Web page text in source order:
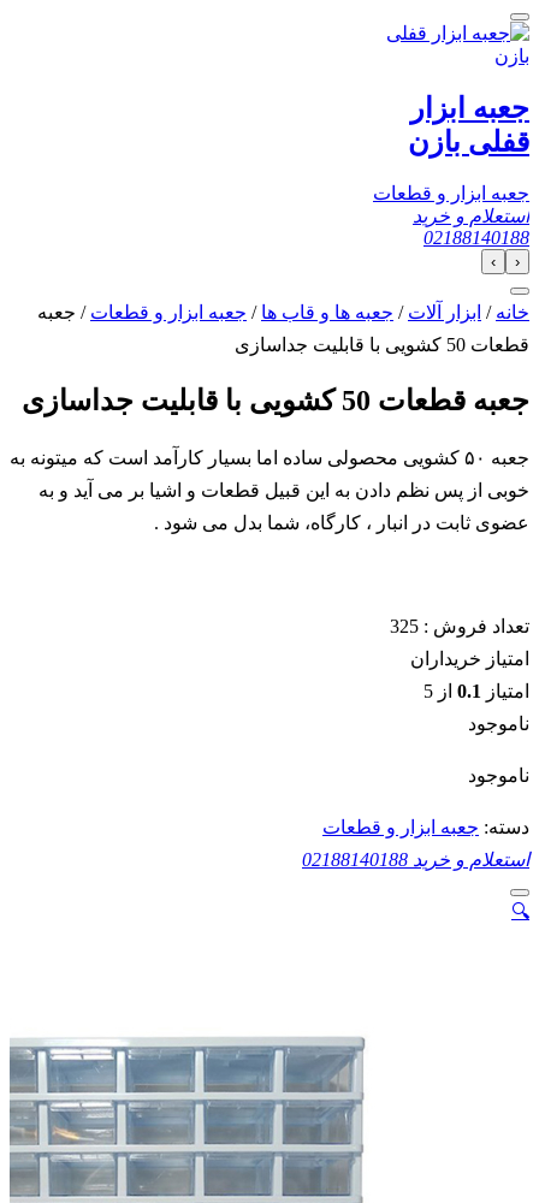
جعبه ابزار
قفلی بازن
جعبه ابزار و قطعات
استعلام و خرید
02188140188
‹
›
خانه / ابزار آلات / جعبه ها و قاب ها / جعبه ابزار و قطعات / جعبه
قطعات 50 کشویی با قابلیت جداسازی
جعبه قطعات 50 کشویی با قابلیت جداسازی
جعبه ۵۰ کشویی محصولی ساده اما بسیار کارآمد است که میتونه به
خوبی از پس نظم دادن به این قبیل قطعات و اشیا بر می آید و به
عضوی ثابت در انبار ، کارگاه، شما بدل می شود .
تعداد فروش : 325
امتیاز خریداران
امتیاز 0.1 از 5
ناموجود
ناموجود
دسته: جعبه ابزار و قطعات
استعلام و خرید 02188140188
🔍